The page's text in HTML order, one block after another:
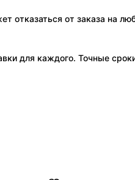
отказаться от заказа на
для каждого. Точные